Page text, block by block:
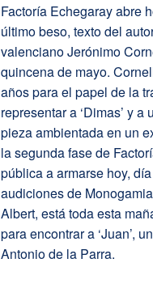
Factoría Echegaray abre
último beso, texto del
valenciano Jerónimo
quincena de mayo.
años para el papel de la
representar a ‘Dimas’ y
pieza ambientada en un
la segunda fase de
pública a armarse hoy,
audiciones de
Albert, está toda esta
para encontrar a ‘Juan’,
Antonio de la Parra.